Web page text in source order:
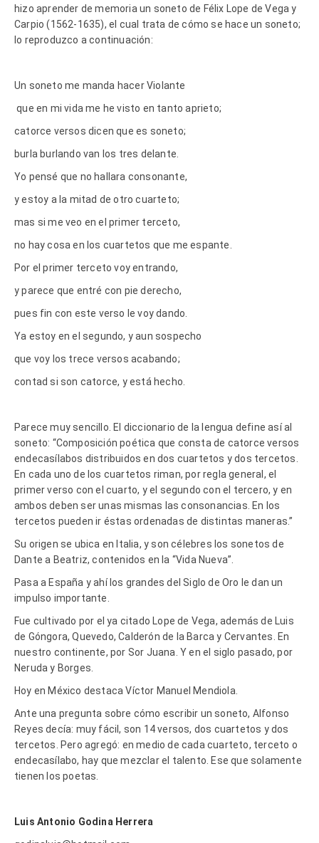
hizo aprender de memoria un soneto de Félix Lope de Vega y
Carpio (1562-1635), el cual trata de cómo se hace un soneto;
lo reproduzco a continuación:
Un soneto me manda hacer Violante
que en mi vida me he visto en tanto aprieto;
catorce versos dicen que es soneto;
burla burlando van los tres delante.
Yo pensé que no hallara consonante,
y estoy a la mitad de otro cuarteto;
mas si me veo en el primer terceto,
no hay cosa en los cuartetos que me espante.
Por el primer terceto voy entrando,
y parece que entré con pie derecho,
pues fin con este verso le voy dando.
Ya estoy en el segundo, y aun sospecho
que voy los trece versos acabando;
contad si son catorce, y está hecho.
Parece muy sencillo. El diccionario de la lengua define así al
soneto: “Composición poética que consta de catorce versos
endecasílabos distribuidos en dos cuartetos y dos tercetos.
En cada uno de los cuartetos riman, por regla general, el
primer verso con el cuarto, y el segundo con el tercero, y en
ambos deben ser unas mismas las consonancias. En los
tercetos pueden ir éstas ordenadas de distintas maneras.”
Su origen se ubica en Italia, y son célebres los sonetos de
Dante a Beatriz, contenidos en la “Vida Nueva”.
Pasa a España y ahí los grandes del Siglo de Oro le dan un
impulso importante.
Fue cultivado por el ya citado Lope de Vega, además de Luis
de Góngora, Quevedo, Calderón de la Barca y Cervantes. En
nuestro continente, por Sor Juana. Y en el siglo pasado, por
Neruda y Borges.
Hoy en México destaca Víctor Manuel Mendiola.
Ante una pregunta sobre cómo escribir un soneto, Alfonso
Reyes decía: muy fácil, son 14 versos, dos cuartetos y dos
tercetos. Pero agregó: en medio de cada cuarteto, terceto o
endecasílabo, hay que mezclar el talento. Ese que solamente
tienen los poetas.
Luis Antonio Godina Herrera